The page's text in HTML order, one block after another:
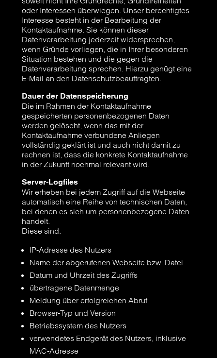
oder Interessen überwiegen. Unser berechtigtes
Interesse besteht in der Bearbeitung der
Kontaktaufnahme. Sie können dieser
Datenverarbeitung jederzeit widersprechen,
wenn Gründe vorliegen, die in Ihrer besonderen
Situation bestehen und die gegen die
Datenverarbeitung sprechen. Hierzu genügt eine
E-Mail an den Datenschutzbeauftragten.
Dauer der Datenspeicherung
Die im Rahmen der Kontaktaufnahme
gespeicherten personenbezogenen Daten
werden gelöscht, wenn das mit der
Kontaktaufnahme verbundene Anliegen
vollständig geklärt ist und auch nicht damit zu
rechnen ist, dass die konkrete Kontaktaufnahme
in der Zukunft nochmal relevant wird.
Server-Logfiles
Wir erheben bei jedem Zugriff auf die Webseite
automatisch eine Reihe von technischen Daten,
bei denen es sich um personenbezogene Daten
handelt.
Diese sind:
IP-Adresse des Nutzers
Name der abgerufenen Webseite bzw. Datei
Datum und Uhrzeit des Zugriffs
übertragene Datenmenge
Meldung über erfolgreichen Abruf
Browser-Typ und Version
Betriebssystem des Nutzers
verwendetes Endgerät des Nutzers, inklusive
MAC-Adresse